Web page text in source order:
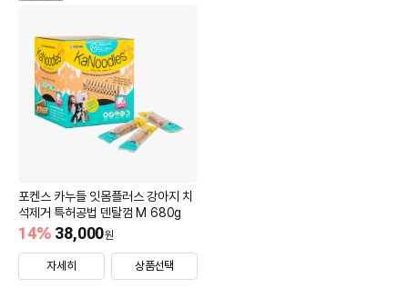
포켄스 카누들 잇몸플러스 강아지 치
석제거 특허공법 덴탈껌 M 680g
38,000원
14%
자세히 상품선택